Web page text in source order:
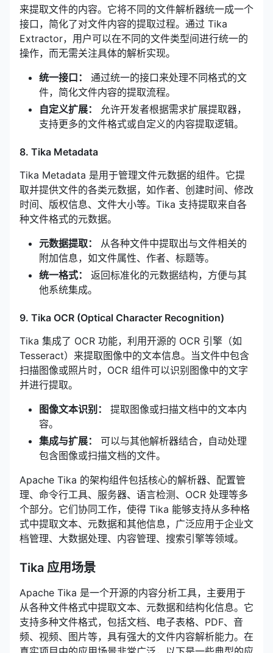
来提取文件的内容。它将不同的文件解析器统一成一个
接口，简化了对文件内容的提取过程。通过 Tika
Extractor，用户可以在不同的文件类型间进行统一的
操作，而无需关注具体的解析实现。
统一接口：
通过统一的接口来处理不同格式的文
件，简化文件内容的提取流程。
自定义扩展：
允许开发者根据需求扩展提取器，
支持更多的文件格式或自定义的内容提取逻辑。
8. Tika Metadata
Tika Metadata 是用于管理文件元数据的组件。它提
取并提供文件的各类元数据，如作者、创建时间、修改
时间、版权信息、文件大小等。Tika 支持提取来自各
种文件格式的元数据。
元数据提取：
从各种文件中提取出与文件相关的
附加信息，如文件属性、作者、标题等。
统一格式：
返回标准化的元数据结构，方便与其
他系统集成。
9. Tika OCR (Optical Character Recognition)
Tika 集成了 OCR 功能，利用开源的 OCR 引擎（如
Tesseract）来提取图像中的文本信息。当文件中包含
扫描图像或照片时，OCR 组件可以识别图像中的文字
并进行提取。
图像文本识别：
提取图像或扫描文档中的文本内
容。
集成与扩展：
可以与其他解析器结合，自动处理
包含图像或扫描文档的文件。
Apache Tika 的架构组件包括核心的解析器、配置管
理、命令行工具、服务器、语言检测、OCR 处理等多
个部分。它们协同工作，使得 Tika 能够支持从多种格
式中提取文本、元数据和其他信息，广泛应用于企业文
档管理、大数据处理、内容管理、搜索引擎等领域。
Tika 应用场景
Apache Tika 是一个开源的内容分析工具，主要用于
从各种文件格式中提取文本、元数据和结构化信息。它
支持多种文件格式，包括文档、电子表格、PDF、音
频、视频、图片等，具有强大的文件内容解析能力。在